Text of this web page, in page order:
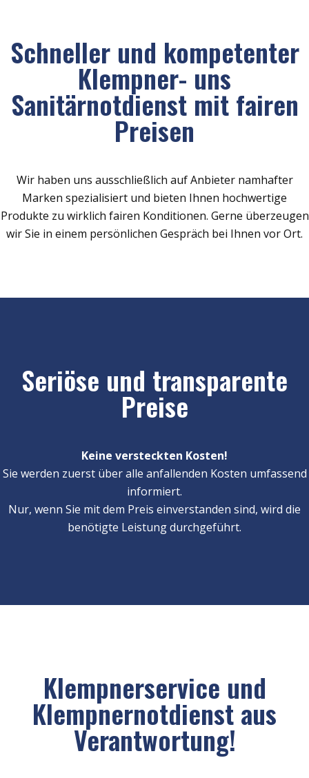
Schneller und kompetenter
Klempner- uns
Sanitärnotdienst mit fairen
Preisen
Wir haben uns ausschließlich auf Anbieter namhafter
Marken spezialisiert und bieten Ihnen hochwertige
Produkte zu wirklich fairen Konditionen. Gerne überzeugen
wir Sie in einem persönlichen Gespräch bei Ihnen vor Ort.
Seriöse und transparente
Preise
Keine versteckten Kosten!
Sie werden zuerst über alle anfallenden Kosten umfassend
informiert.
Nur, wenn Sie mit dem Preis einverstanden sind, wird die
benötigte Leistung durchgeführt.
Klempnerservice und
Klempnernotdienst aus
Verantwortung!